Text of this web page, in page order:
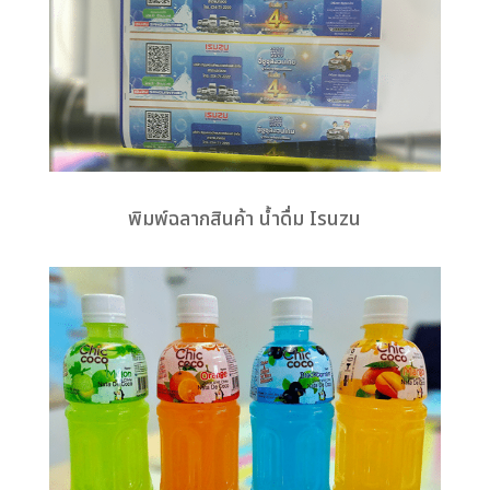
พิมพ์ฉลากสินค้า น้ำดื่ม Isuzu